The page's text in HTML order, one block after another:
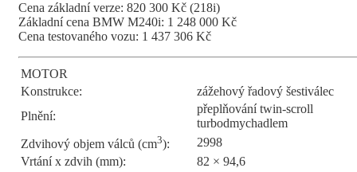
Cena základní verze: 820 300 Kč (218i)
Základní cena BMW M240i: 1 248 000 Kč
Cena testovaného vozu: 1 437 306 Kč
MOTOR
Konstrukce:
zážehový řadový šestiválec
Plnění:
přeplňování twin-scroll
turbodmychadlem
Zdvihový objem válců (cm3):
2998
Vrtání x zdvih (mm):
82 × 94,6